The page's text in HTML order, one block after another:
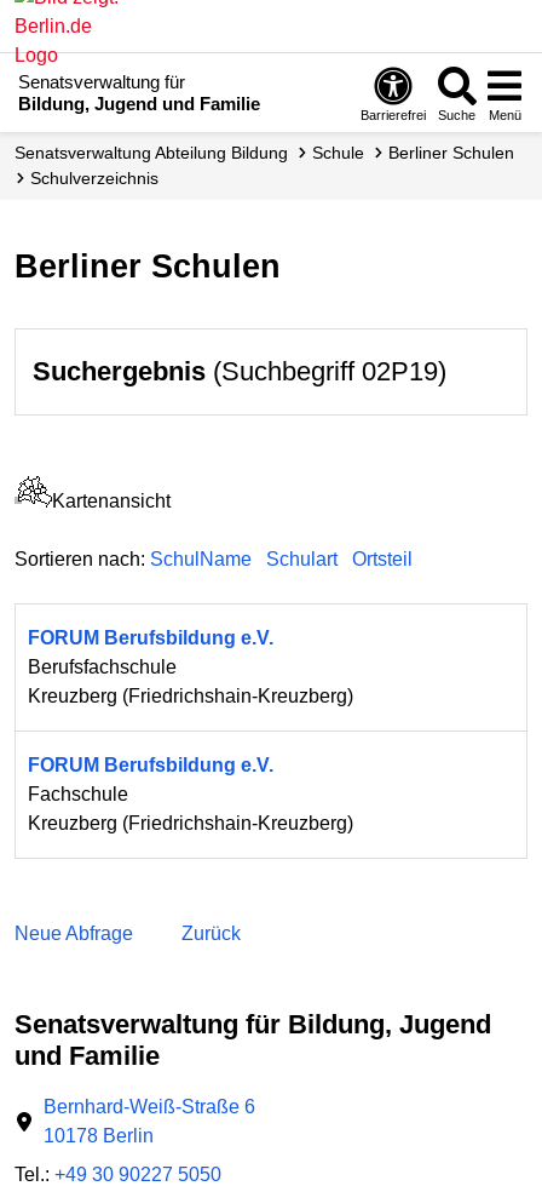
Senatsverwaltung für
Bildung, Jugend und Familie
Barrierefrei Suche Menü
Senats­verwaltung Abteilung Bildung Schule
Berliner Schulen
Schul­verzeichnis
Berliner Schulen
Suchergebnis (Suchbegriff 02P19)
Kartenansicht
Sortieren nach: SchulName Schulart Ortsteil
FORUM Berufsbildung e.V.
Berufsfachschule
Kreuzberg (Friedrichshain-Kreuzberg)
FORUM Berufsbildung e.V.
Fachschule
Kreuzberg (Friedrichshain-Kreuzberg)
Neue Abfrage Zurück
Senatsverwaltung für Bildung, Jugend
und Familie
Bernhard-Weiß-Straße 6
10178 Berlin
Tel.: +49 30 90227 5050